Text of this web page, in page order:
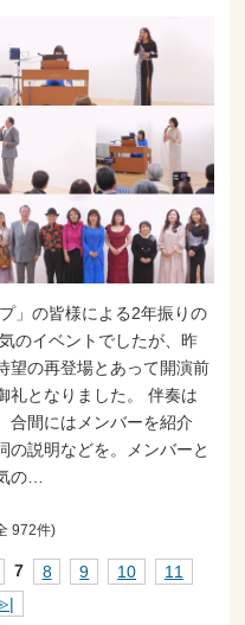
」の皆様による2年振りの
のイベントでしたが、昨
望の再登場とあって開演前
礼となりました。 伴奏は
合間にはメンバーを紹介
の説明などを。メンバーと
の…
972件)
7 8 9 10
11